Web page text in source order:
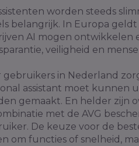
worden steeds
belangrijk. In Europa geldt
AI mogen
veiligheid en
gebruikers in Nederland
assistant moet kunnen
gemaakt. En helder zijn
met de AVG
De keuze voor de
om functies of snelheid,